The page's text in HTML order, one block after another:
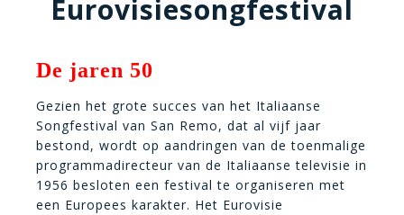
Eurovisiesongfestival
De jaren 50
Gezien het grote succes van het Italiaanse
Songfestival van San Remo, dat al vijf jaar
bestond, wordt op aandringen van de toenmalige
programmadirecteur van de Italiaanse televisie in
1956 besloten een festival te organiseren met
een Europees karakter. Het Eurovisie